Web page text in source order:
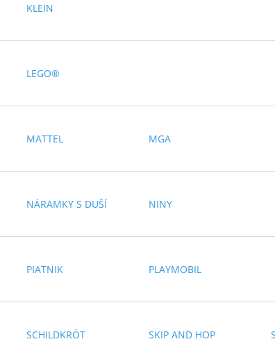
KLEIN
LEGO®
MATTEL MGA
NÁRAMKY S DUŠÍ NINY
PIATNIK PLAYMOBIL
SCHILDKRÖT SKIP AND HOP